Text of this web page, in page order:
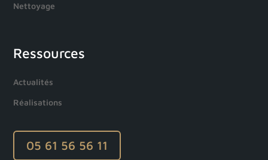
Nettoyage
Ressources
Actualités
Réalisations
05 61 56 56 11